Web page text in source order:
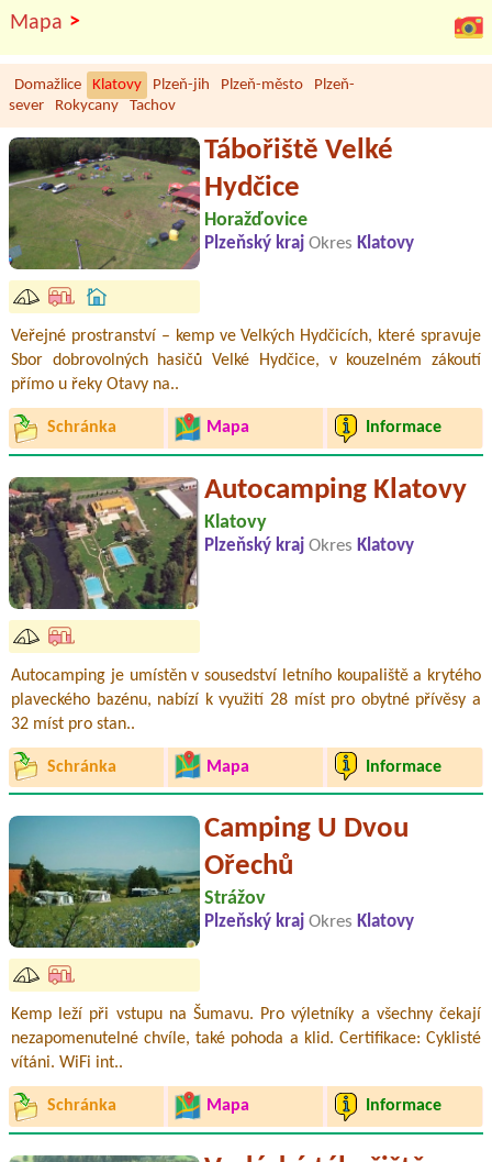
Mapa >
Domažlice Klatovy Plzeň-jih Plzeň-město
Plzeň-
sever
Rokycany Tachov
Tábořiště Velké
Hydčice
Horažďovice
Plzeňský kraj Okres Klatovy
Veřejné prostranství – kemp ve Velkých Hydčicích, které spravuje
Sbor dobrovolných hasičů Velké Hydčice, v kouzelném zákoutí
přímo u řeky Otavy na..
Schránka Mapa Informace
Autocamping Klatovy
Klatovy
Plzeňský kraj Okres Klatovy
Autocamping je umístěn v sousedství letního koupaliště a krytého
plaveckého bazénu, nabízí k využití 28 míst pro obytné přívěsy a
32 míst pro stan..
Schránka Mapa Informace
Camping U Dvou
Ořechů
Strážov
Plzeňský kraj Okres Klatovy
Kemp leží při vstupu na Šumavu. Pro výletníky a všechny čekají
nezapomenutelné chvíle, také pohoda a klid. Certifikace: Cyklisté
vítáni. WiFi int..
Schránka Mapa Informace